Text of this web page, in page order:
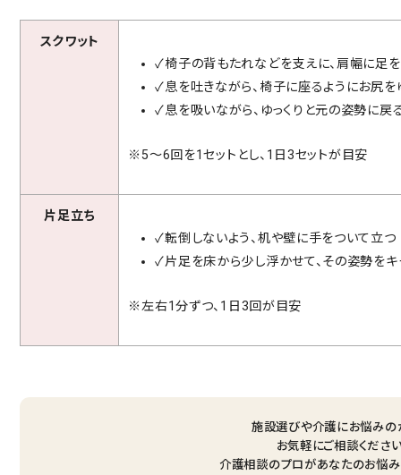
スクワット
✓椅子の背もたれなどを支えに、肩幅に足
✓息を吐きながら、椅子に座るようにお尻を
✓息を吸いながら、ゆっくりと元の姿勢に戻
※5～6回を1セットとし、1日3セットが目安
片足立ち
✓転倒しないよう、机や壁に手をついて立つ
✓片足を床から少し浮かせて、その姿勢をキ
※左右1分ずつ、1日3回が目安
施設選びや介護にお悩みの
お気軽にご相談ください
介護相談のプロがあなたのお悩み